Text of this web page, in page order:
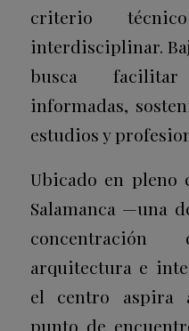
criterio
interdisciplinar.
busca
informadas,
estudios y
Ubicado en pleno
Salamanca —una
arquitectura e
el centro aspira
punto de